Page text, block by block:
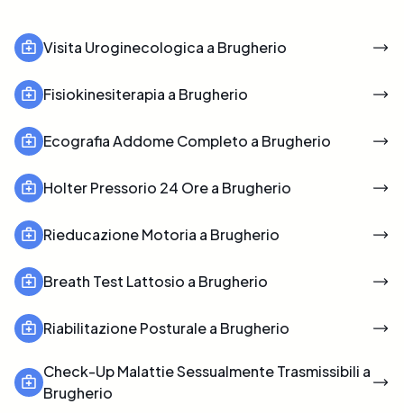
Visita Uroginecologica a Brugherio
Fisiokinesiterapia a Brugherio
Ecografia Addome Completo a Brugherio
Holter Pressorio 24 Ore a Brugherio
Rieducazione Motoria a Brugherio
Breath Test Lattosio a Brugherio
Riabilitazione Posturale a Brugherio
Check-Up Malattie Sessualmente Trasmissibili a
Brugherio